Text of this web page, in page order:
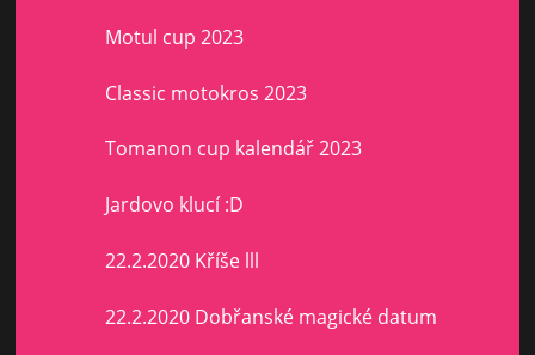
Motul cup 2023
Classic motokros 2023
Tomanon cup kalendář 2023
Jardovo klucí :D
22.2.2020 Kříše lll
22.2.2020 Dobřanské magické datum